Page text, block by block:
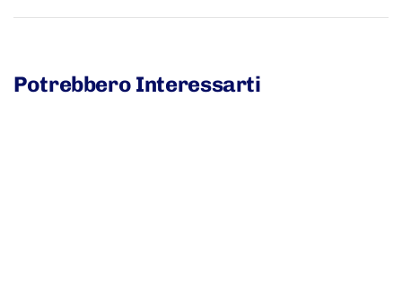
Potrebbero Interessarti